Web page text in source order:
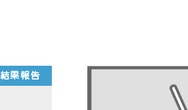
結果報告